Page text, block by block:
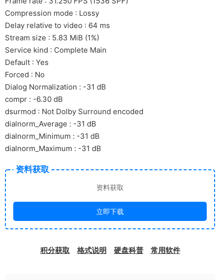
Compression mode : Lossy
Delay relative to video : 64 ms
Stream size : 5.83 MiB (1%)
Service kind : Complete Main
Default : Yes
Forced : No
Dialog Normalization : -31 dB
compr : -6.30 dB
dsurmod : Not Dolby Surround encoded
dialnorm_Average : -31 dB
dialnorm_Minimum : -31 dB
dialnorm_Maximum : -31 dB
资料获取
资料获取
立即下载
积分获取 格式说明 硬盘科普 常用软件